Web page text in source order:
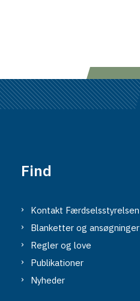
Find
Kontakt Færdselsstyrelsen
Blanketter og ansøgninger
Regler og love
Publikationer
Nyheder